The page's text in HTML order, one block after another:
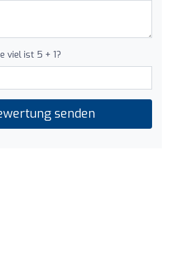
viel ist 5 + 1?
senden